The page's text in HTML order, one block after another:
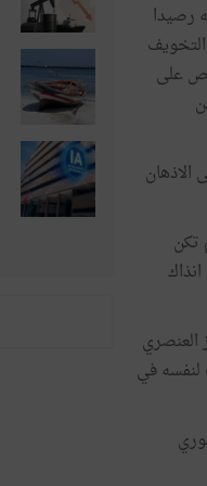
رصيدا
على
تكن
العنصري
لنفسه في